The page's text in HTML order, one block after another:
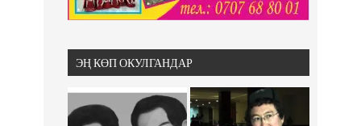
ЭҢ КӨП ОКУЛГАНДАР